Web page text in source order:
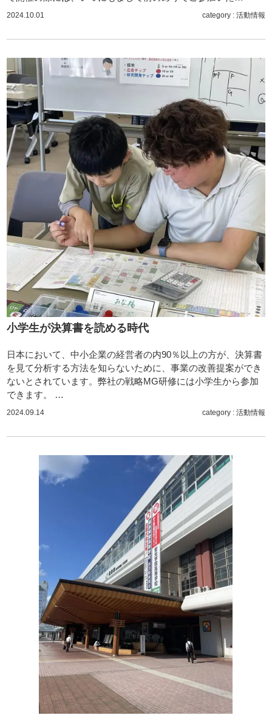
2024.10.01 category : 活動情報
小学生が決算書を読める時代
日本において、中小企業の経営者の内90％以上の方が、決算書
を見て分析する方法を知らないために、事業の改善提案ができ
ないとされています。弊社の戦略MG研修には小学生から参加
できます。 …
2024.09.14 category : 活動情報